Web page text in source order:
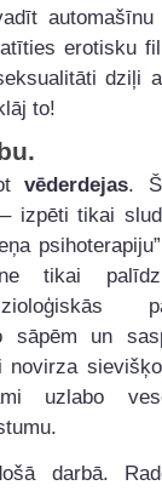
erotisku
dziļi
to!
vēderdejas.
izpēti tikai
ne tikai
sāpēm un
novirza
uzlabo
darbā.